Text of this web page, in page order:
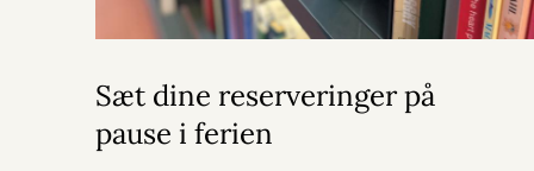
Sæt dine reserveringer på
pause i ferien